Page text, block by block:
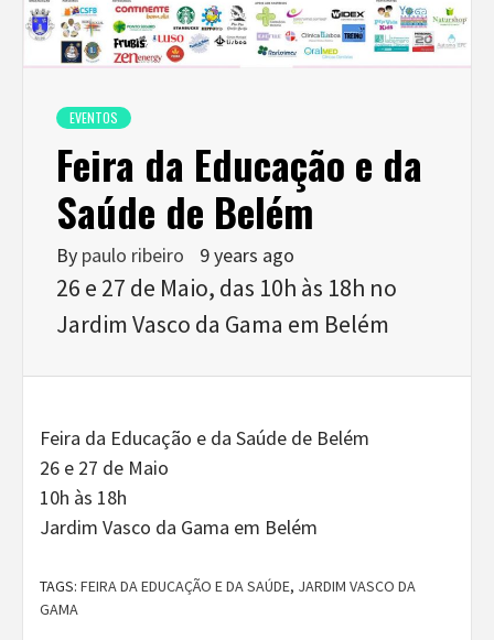
EVENTOS
Feira da Educação e da
Saúde de Belém
By paulo ribeiro 9 years ago
26 e 27 de Maio, das 10h às 18h no
Jardim Vasco da Gama em Belém
Feira da Educação e da Saúde de Belém
26 e 27 de Maio
10h às 18h
Jardim Vasco da Gama em Belém
TAGS: FEIRA DA EDUCAÇÃO E DA SAÚDE, JARDIM VASCO DA
GAMA